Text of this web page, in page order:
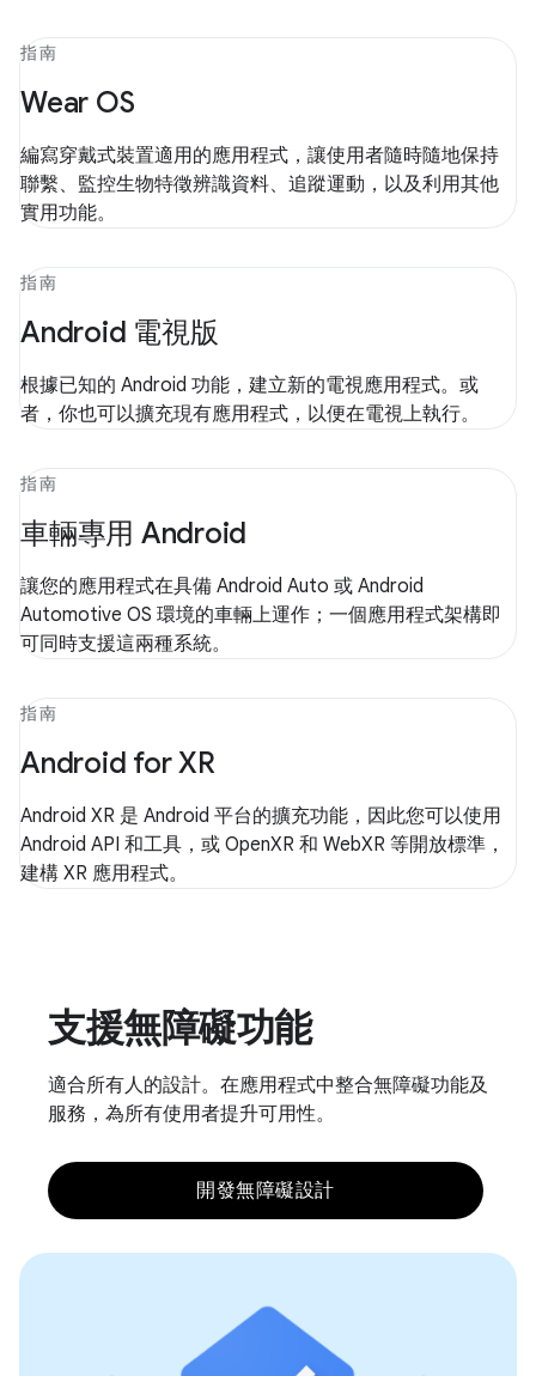
指南
Wear OS
編寫穿戴式裝置適用的應用程式，讓使用者隨時隨地保持
聯繫、監控生物特徵辨識資料、追蹤運動，以及利用其他
實用功能。
指南
Android 電視版
根據已知的 Android 功能，建立新的電視應用程式。或
者，你也可以擴充現有應用程式，以便在電視上執行。
指南
車輛專用 Android
讓您的應用程式在具備 Android Auto 或 Android
Automotive OS 環境的車輛上運作；一個應用程式架構即
可同時支援這兩種系統。
指南
Android for XR
Android XR 是 Android 平台的擴充功能，因此您可以使用
Android API 和工具，或 OpenXR 和 WebXR 等開放標準，
建構 XR 應用程式。
支援無障礙功能
適合所有人的設計。在應用程式中整合無障礙功能及
服務，為所有使用者提升可用性。
開發無障礙設計